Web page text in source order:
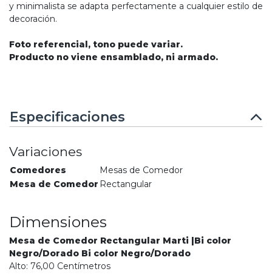
y minimalista se adapta perfectamente a cualquier estilo de
decoración.
Foto referencial, tono puede variar.
Producto no viene ensamblado, ni armado.
Especificaciones
Variaciones
Comedores
Mesas de Comedor
Mesa de Comedor Rectangular
Dimensiones
Mesa de Comedor Rectangular Marti |Bi color
Negro/Dorado Bi color Negro/Dorado
Alto: 76,00 Centímetros